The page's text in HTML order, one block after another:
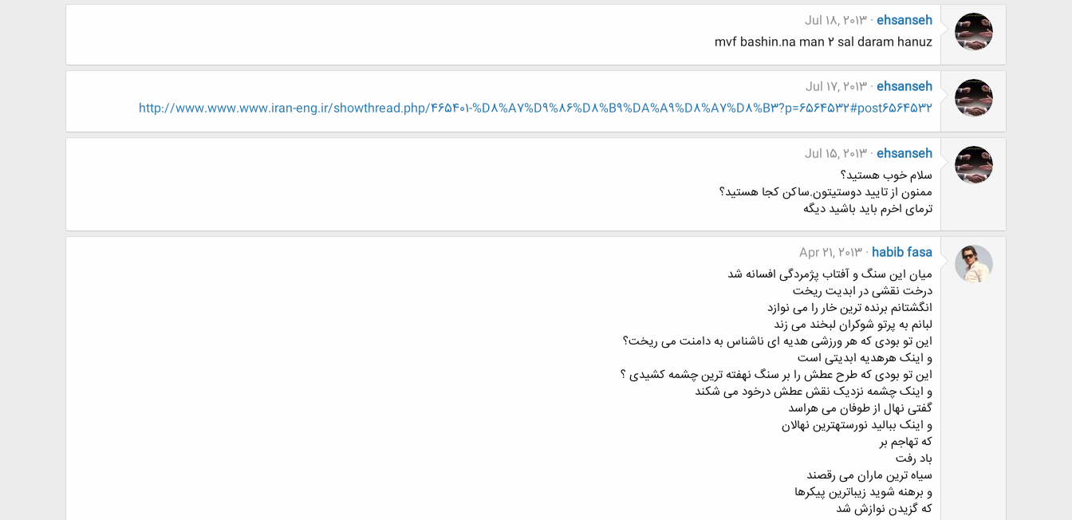
ehsanseh
Jul 18, 2013
mvf bashin.na man 2 sal daram hanuz
ehsanseh
Jul 17, 2013
http://www.www.www.iran-eng.ir/showthread.php/465401-%D8%A7%D9%86%D8%B9%DA%A9%D8%A7%D8%B3?p=6564532#post6564532
ehsanseh
Jul 15, 2013
سلام خوب هستید؟
ممنون از تایید دوستیتون.ساکن کجا هستید؟
ترمای اخرم باید باشید دیگه
habib fasa
Apr 21, 2013
میان این سنگ و آفتاب پژمردگی افسانه شد
درخت نقشی در ابدیت ریخت
انگشتانم برنده ترین خار را می نوازد
لبانم به پرتو شوکران لبخند می زند
این تو بودی که هر ورزشی هدیه ای ناشناس به دامنت می ریخت؟
و اینک هرهدیه ابدیتی است
این تو بودی که طرح عطش را بر سنگ نهفته ترین چشمه کشیدی ؟
و اینک چشمه نزدیک نقش عطش درخود می شکند
گفتی نهال از طوفان می هراسد
و اینک ببالید نورستهترین نهالان
که تهاجم بر
باد رفت
سیاه ترین ماران می رقصند
و برهنه شوید زیباترین پیکرها
که گزیدن نوازش شد